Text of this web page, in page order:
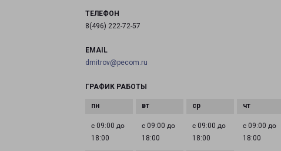
ТЕЛЕФОН
8(496) 222-72-57
EMAIL
dmitrov@pecom.ru
ГРАФИК РАБОТЫ
с 09:00 до
18:00
с 09:00 до
18:00
с 09:00 до
18:00
с 09:00 до
18:00